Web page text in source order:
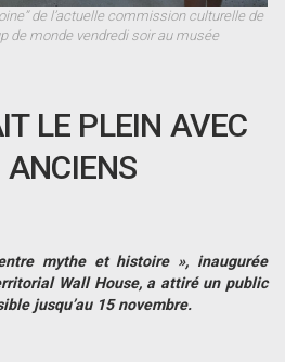
de l’actuelle commission culturelle de
de monde vendredi soir au musée
LE PLEIN AVEC
mythe et histoire », inaugurée
Wall House, a attiré un public
jusqu’au 15 novembre.